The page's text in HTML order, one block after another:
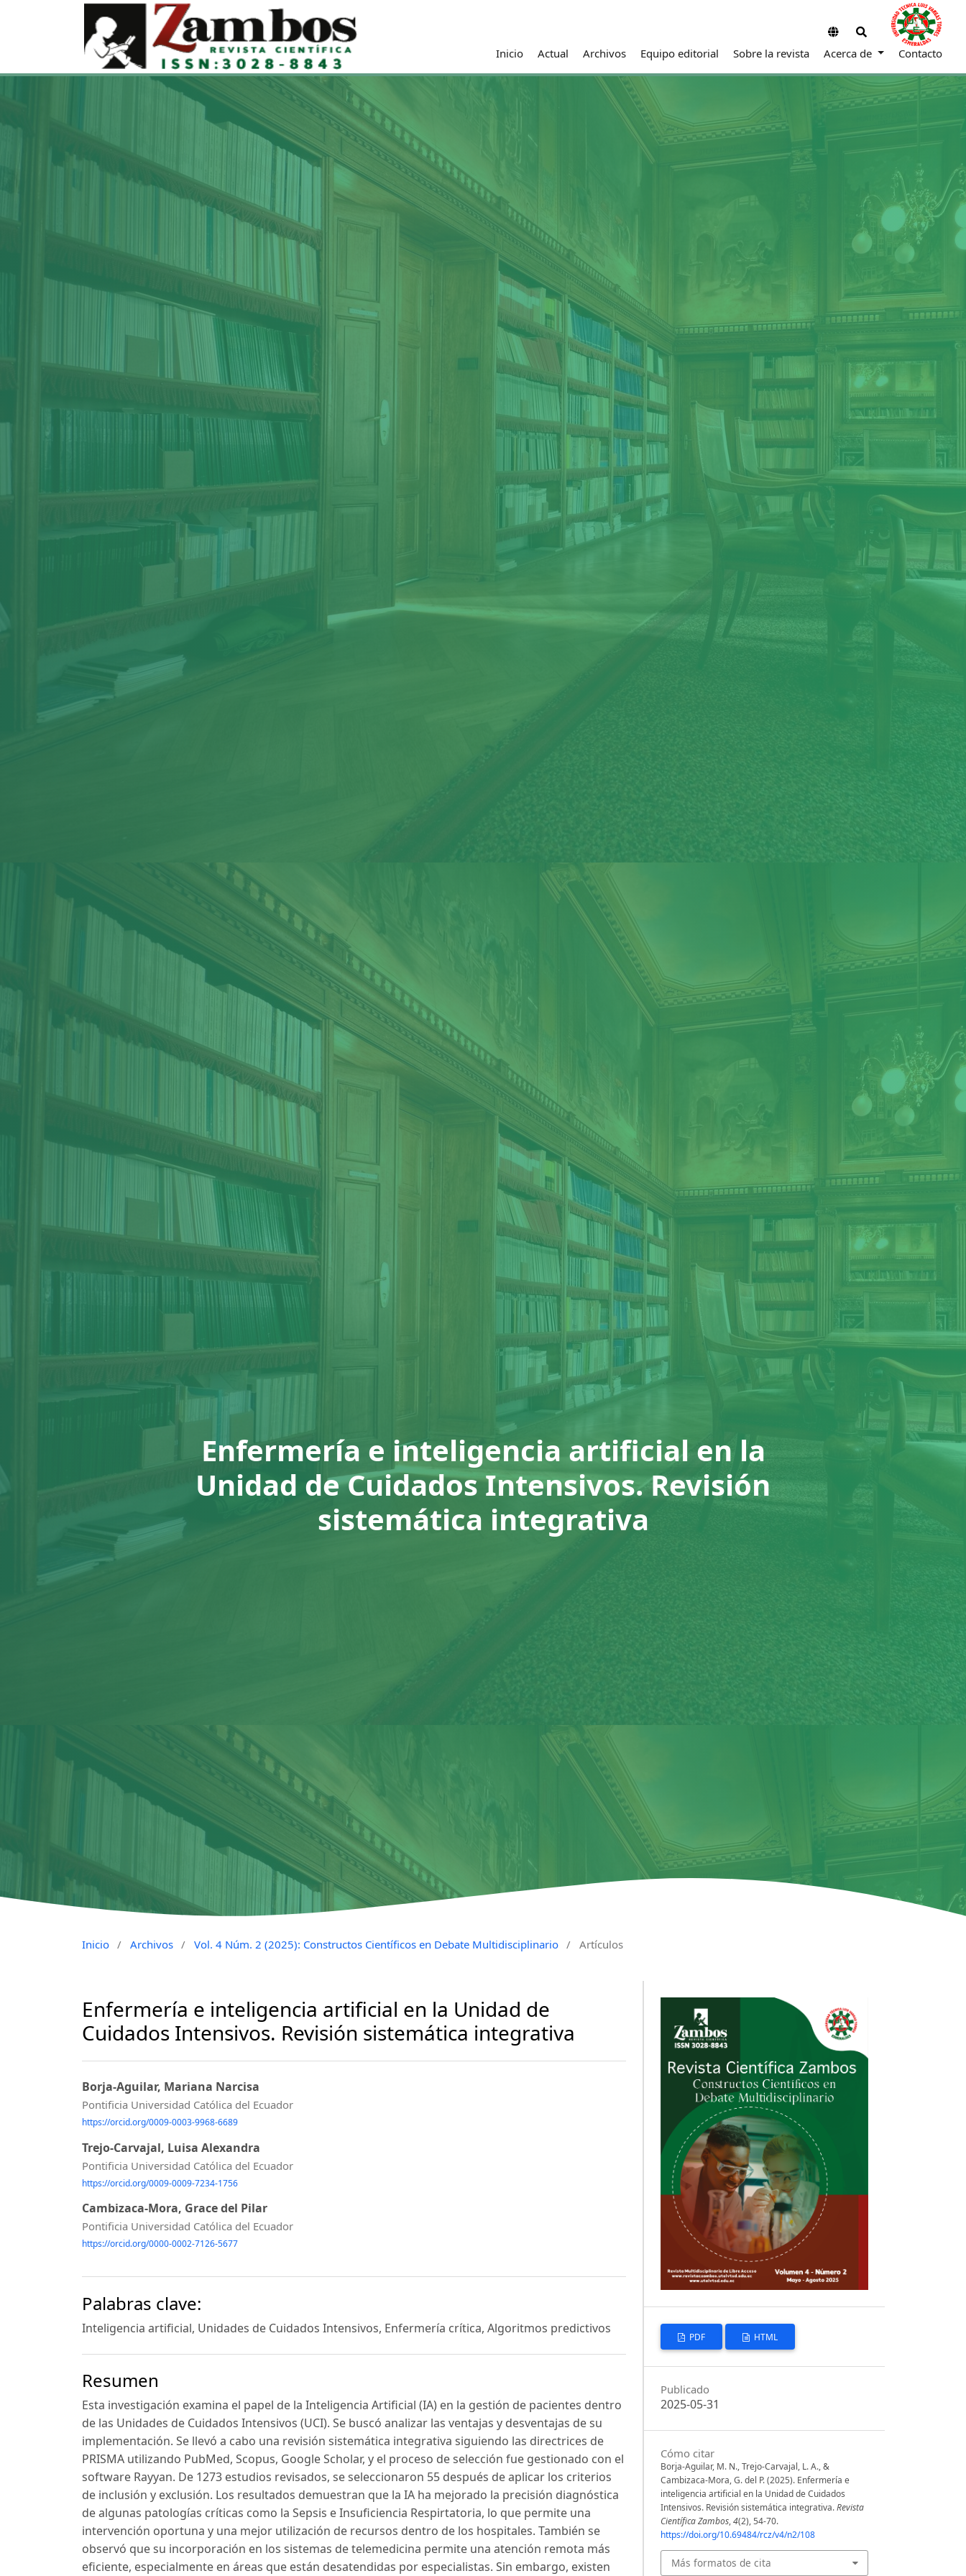
Inicio Actual Archivos Equipo editorial Sobre la revista Acerca de Contacto
Enfermería e inteligencia artificial en la
Unidad de Cuidados Intensivos. Revisión
sistemática integrativa
Inicio / Archivos / Vol. 4 Núm. 2 (2025): Constructos Científicos en Debate Multidisciplinario / Artículos
Enfermería e inteligencia artificial en la Unidad de
Cuidados Intensivos. Revisión sistemática integrativa
Borja-Aguilar, Mariana Narcisa
Pontificia Universidad Católica del Ecuador
https://orcid.org/0009-0003-9968-6689
Trejo-Carvajal, Luisa Alexandra
Pontificia Universidad Católica del Ecuador
https://orcid.org/0009-0009-7234-1756
Cambizaca-Mora, Grace del Pilar
Pontificia Universidad Católica del Ecuador
https://orcid.org/0000-0002-7126-5677
Palabras clave:
Inteligencia artificial, Unidades de Cuidados Intensivos, Enfermería crítica, Algoritmos predictivos
Resumen
Esta investigación examina el papel de la Inteligencia Artificial (IA) en la gestión de pacientes dentro
de las Unidades de Cuidados Intensivos (UCI). Se buscó analizar las ventajas y desventajas de su
implementación. Se llevó a cabo una revisión sistemática integrativa siguiendo las directrices de
PRISMA utilizando PubMed, Scopus, Google Scholar, y el proceso de selección fue gestionado con el
software Rayyan. De 1273 estudios revisados, se seleccionaron 55 después de aplicar los criterios
de inclusión y exclusión. Los resultados demuestran que la IA ha mejorado la precisión diagnóstica
de algunas patologías críticas como la Sepsis e Insuficiencia Respirtatoria, lo que permite una
intervención oportuna y una mejor utilización de recursos dentro de los hospitales. También se
observó que su incorporación en los sistemas de telemedicina permite una atención remota más
eficiente, especialmente en áreas que están desatendidas por especialistas. Sin embargo, existen
PDF HTML
Publicado
2025-05-31
Cómo citar
Borja-Aguilar, M. N., Trejo-Carvajal, L. A., &
Cambizaca-Mora, G. del P. (2025). Enfermería e
inteligencia artificial en la Unidad de Cuidados
Intensivos. Revisión sistemática integrativa.Revista
Científica Zambos,4(2), 54-70.
https://doi.org/10.69484/rcz/v4/n2/108
Más formatos de cita